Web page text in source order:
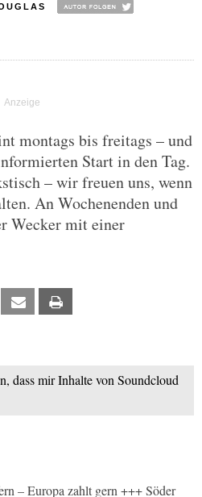
montags bis freitags – und
Start in den Tag.
– wir freuen uns, wenn
An Wochenenden und
Wecker mit einer
Xing Email
dass mir Inhalte von Soundcloud
– Europa zahlt gern +++ Söder